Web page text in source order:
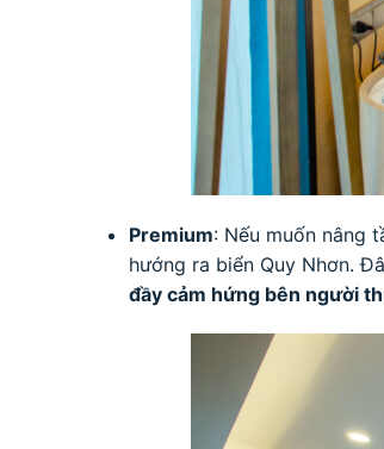
Premium: Nếu muốn nâng
hướng ra biển Quy Nhơn.
đầy cảm hứng bên người